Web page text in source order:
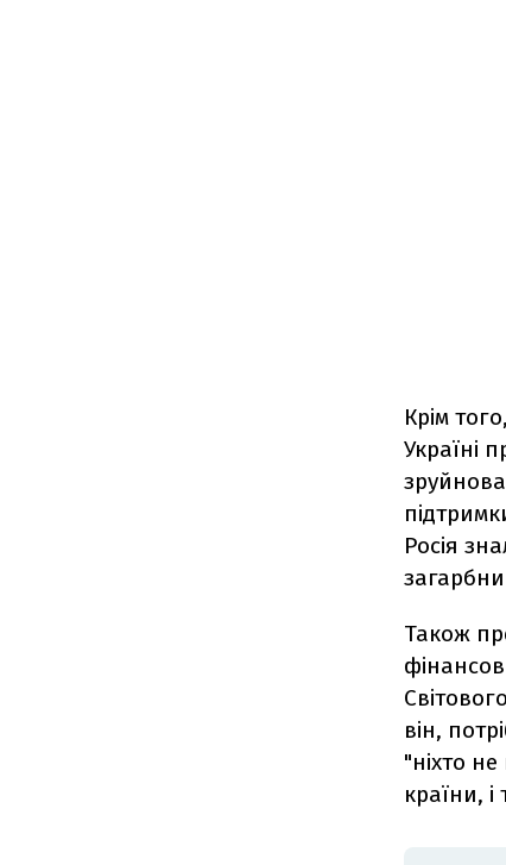
Крім
Україні
Росія
Також
він,
"ніхто
країни,